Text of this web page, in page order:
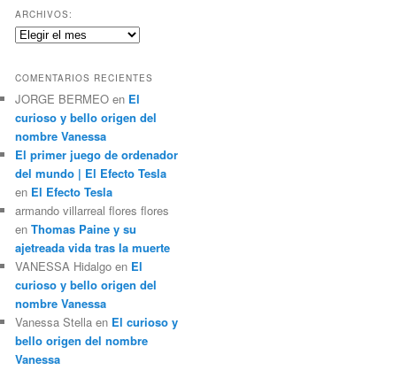
c
a
r
ARCHIVOS:
Archivos:
COMENTARIOS RECIENTES
JORGE BERMEO en El
curioso y bello origen del
nombre Vanessa
El primer juego de ordenador
del mundo | El Efecto Tesla
en El Efecto Tesla
armando villarreal flores flores
en Thomas Paine y su
ajetreada vida tras la muerte
VANESSA Hidalgo en El
curioso y bello origen del
nombre Vanessa
Vanessa Stella en El curioso y
bello origen del nombre
Vanessa